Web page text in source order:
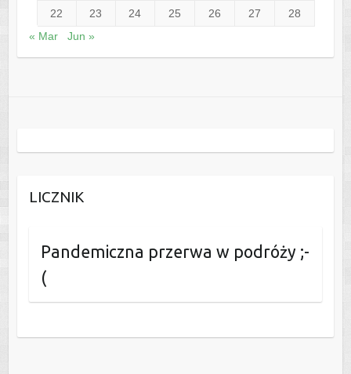
22 23 24 25 26 27
28
« Mar
Jun »
LICZNIK
Pandemiczna przerwa w podróży ;-
(